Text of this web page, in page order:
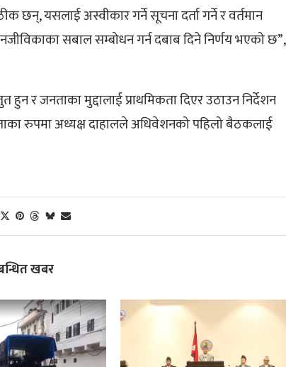
यसलाई अस्वीकार गर्ने सूचना दर्ता गर्ने र वर्तमान
सबाल सम्बोधन गर्न दबाब दिने निर्णय भएको छ”,
र जनताका मुद्दालाई प्राथमिकता दिएर उठाउन निर्देशन
रुपमा अध्यक्ष दाहालले अधिवेशनको पहिलो बैठकलाई
खबर